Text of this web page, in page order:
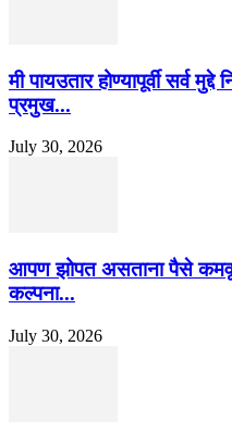
मी पायउतार होण्यापूर्वी सर्व
प्रमुख...
July 30, 2026
आपण झोपत असताना पैसे कमवू
कल्पना...
July 30, 2026